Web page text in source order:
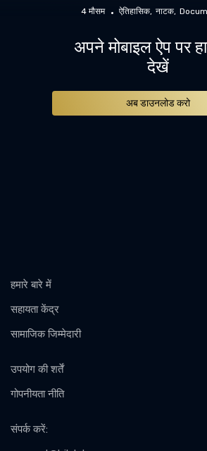
4 मौसम ऐतिहासिक नाटक
अपने मोबाइल ऐप पर
देखें
अब डाउनलोड करो
हमारे बारे में
सहायता केंद्र
सामाजिक जिम्मेदारी
उपयोग की शर्तें
गोपनीयता नीति
संपर्क करें: